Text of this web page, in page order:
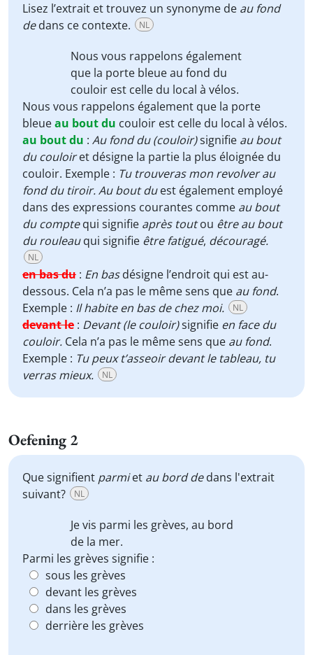
Lisez l’extrait et trouvez un synonyme de au fond
dedans ce contexte. NL
Nous vous rappelons également
que la porte bleueau fond du
couloir est celle du local à vélos.
Nous vous rappelons également que la porte
bleueau bout du couloir est celle du local à vélos.
au bout du : Au fond du (couloir)signifie au bout
du couloiret désigne la partie la plus éloignée du
couloir. Exemple : Tu trouveras mon revolver au
fond du tiroir. Au bout duest également employé
dans des expressions courantes comme au bout
du comptequi signifie après toutou être au bout
du rouleauqui signifie être fatigué, découragé.
NL
en bas du : En basdésigne l’endroit qui est au-
dessous. Cela n’a pas le même sens que au fond.
Exemple : Il habite en bas de chez moi. NL
devant le : Devant (le couloir)signifie en face du
couloir. Cela n’a pas le même sens que au fond.
Exemple : Tu peux t’asseoir devant le tableau, tu
verras mieux.
NL
Oefening 2
Que signifient parmiet au bord dedans l'extrait
suivant?
NL
Je vis parmi les grèves, au bord
de la mer.
Parmi les grèves signifie :
sous les grèves
devant les grèves
dans les grèves
derrière les grèves